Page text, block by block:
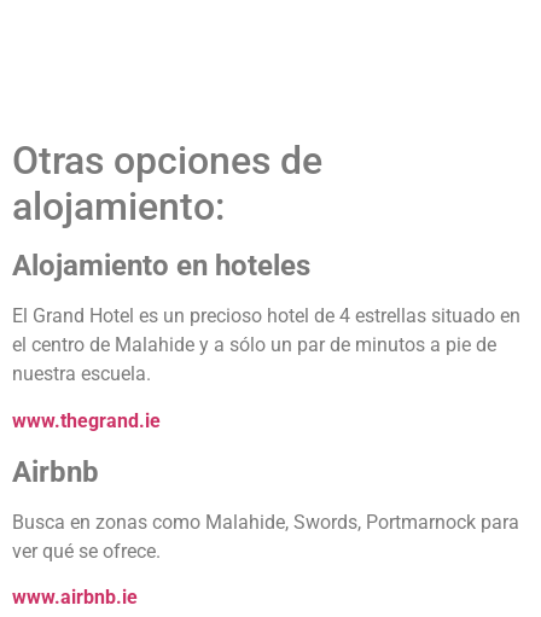
Otras opciones de
alojamiento:
Alojamiento en hoteles
El Grand Hotel es un precioso hotel de 4 estrellas situado en
el centro de Malahide y a sólo un par de minutos a pie de
nuestra escuela.
www.thegrand.ie
Airbnb
Busca en zonas como Malahide, Swords, Portmarnock para
ver qué se ofrece.
www.airbnb.ie